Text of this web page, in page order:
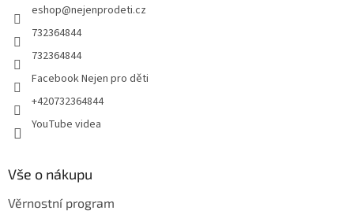
eshop@nejenprodeti.cz
732364844
732364844
Facebook Nejen pro děti
+420732364844
YouTube videa
Vše o nákupu
Věrnostní program